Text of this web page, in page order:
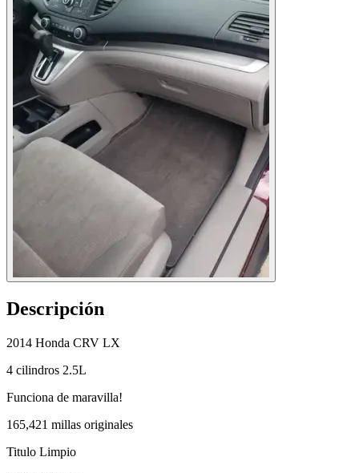
Descripción
2014 Honda CRV LX
4 cilindros 2.5L
Funciona de maravilla!
165,421 millas originales
Titulo Limpio